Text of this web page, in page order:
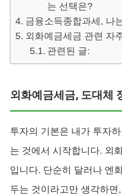
는 선택은?
금융소득종합과세, 나
외화예금세금 관련 자
관련된 글:
외화예금세금, 도대체
투자의 기본은 내가 투자
는 것에서 시작합니다. 외
입니다. 단순히 달러나 엔
두는 것이라고만 생각하면